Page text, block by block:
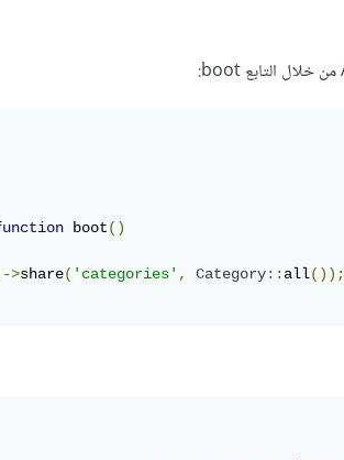
boot()
>share( 'categories' , Category:: all());